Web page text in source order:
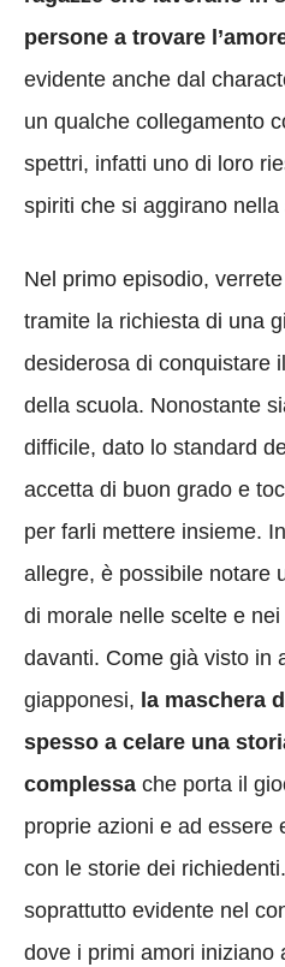
persone a trovare
evidente anche dal
un qualche collegamento
spettri, infatti uno di loro
spiriti che si aggirano nella
Nel primo episodio,
tramite la richiesta di una
desiderosa di conquistare
della scuola. Nonostante
difficile, dato lo standard
accetta di buon grado e
per farli mettere insieme.
allegre, è possibile notare
di morale nelle scelte e
davanti. Come già visto in
giapponesi, la maschera
spesso a celare una
complessa che porta il
proprie azioni e ad essere
con le storie dei
soprattutto evidente nel
dove i primi amori iniziano